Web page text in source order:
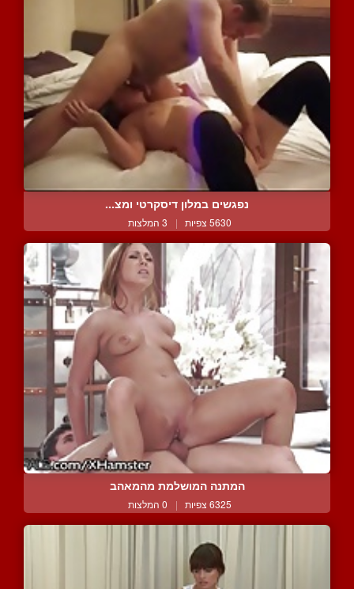
נפגשים במלון דיסקרטי ומצ...
5630 צפיות | 3 המלצות
המתנה המושלמת מהמאהב
6325 צפיות | 0 המלצות